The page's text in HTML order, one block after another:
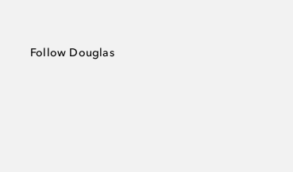
Follow Douglas